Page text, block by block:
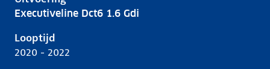
Kia Niro i-de-1e-facelift, 1.6 gdi, 104 kW, Plug-in
Executiveline Dct6 1.6 Gdi
Looptijd
2020 - 2022